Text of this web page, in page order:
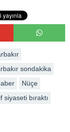
sondakika
Nüçe
bıraktı